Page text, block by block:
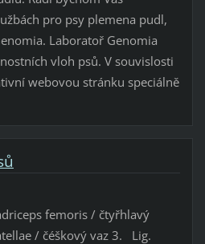
pro psy plemena pudl,
Laboratoř Genomia
vloh psů. V souvislosti
webovou stránku speciálně
femoris / čtyřhlavý
/ čéškový vaz 3. Lig.